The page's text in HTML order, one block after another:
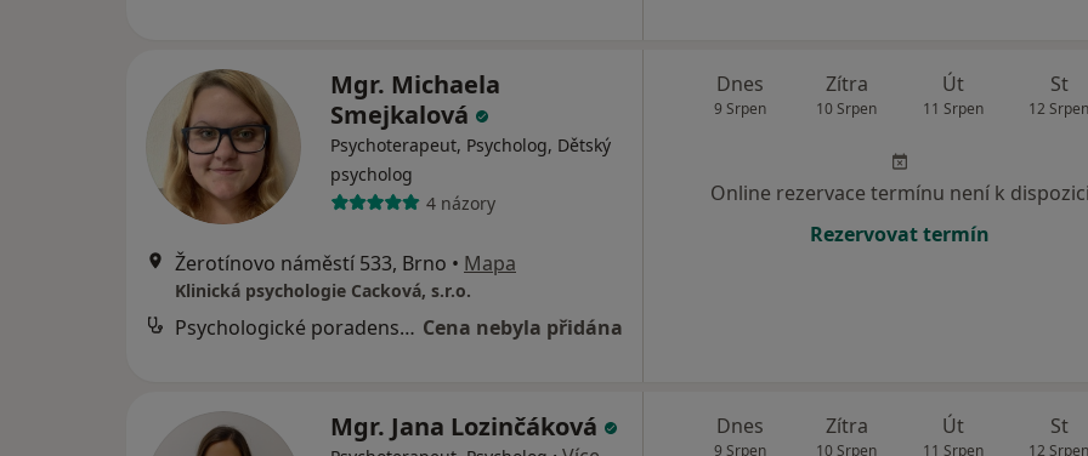
Mgr. Michaela
Smejkalová
Psychoterapeut, Psycholog, Dětský
psycholog
4 názory
Žerotínovo náměstí 533, Brno • Mapa
Klinická psychologie Cacková, s.r.o.
Psychologické poradenství Cena nebyla přidána
Dnes
9 Srpen
Zítra
10 Srpen
Út
11 Srpen
St
12 Srpen
Online rezervace termínu není k dispozici
Rezervovat termín
Mgr. Jana Lozinčáková Dnes
9 Srpen
Zítra
10 Srpen
Út
11 Srpen
St
12 Srpen